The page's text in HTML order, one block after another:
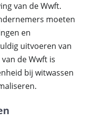
van de Wwft.
moeten
en
uitvoeren van
de Wwft is
bij witwassen